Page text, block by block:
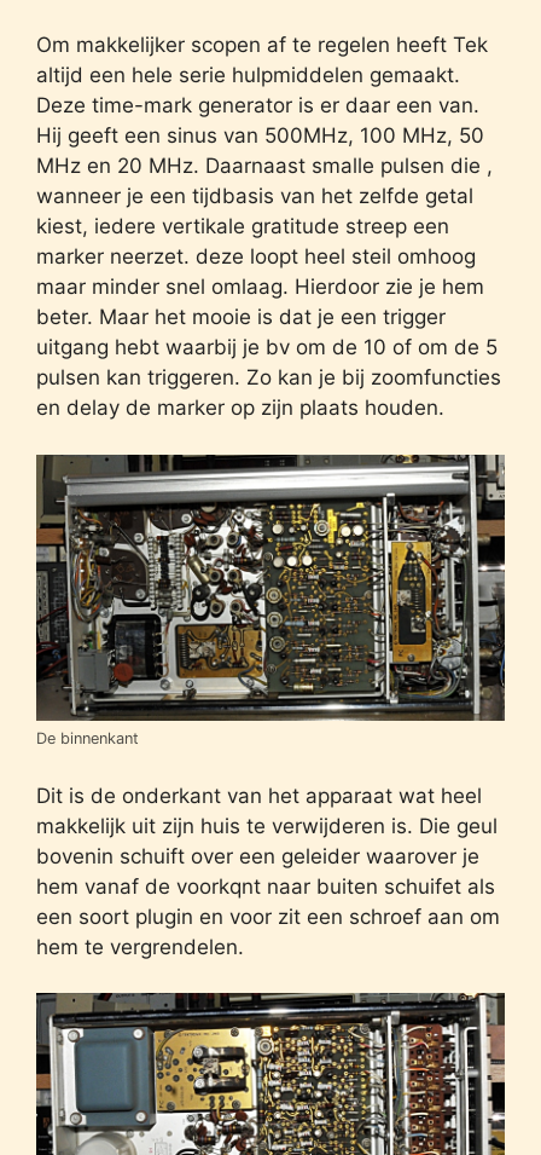
Om makkelijker scopen af te regelen heeft Tek
altijd een hele serie hulpmiddelen gemaakt.
Deze time-mark generator is er daar een van.
Hij geeft een sinus van 500MHz, 100 MHz, 50
MHz en 20 MHz. Daarnaast smalle pulsen die ,
wanneer je een tijdbasis van het zelfde getal
kiest, iedere vertikale gratitude streep een
marker neerzet. deze loopt heel steil omhoog
maar minder snel omlaag. Hierdoor zie je hem
beter. Maar het mooie is dat je een trigger
uitgang hebt waarbij je bv om de 10 of om de 5
pulsen kan triggeren. Zo kan je bij zoomfuncties
en delay de marker op zijn plaats houden.
De binnenkant
Dit is de onderkant van het apparaat wat heel
makkelijk uit zijn huis te verwijderen is. Die geul
bovenin schuift over een geleider waarover je
hem vanaf de voorkqnt naar buiten schuifet als
een soort plugin en voor zit een schroef aan om
hem te vergrendelen.